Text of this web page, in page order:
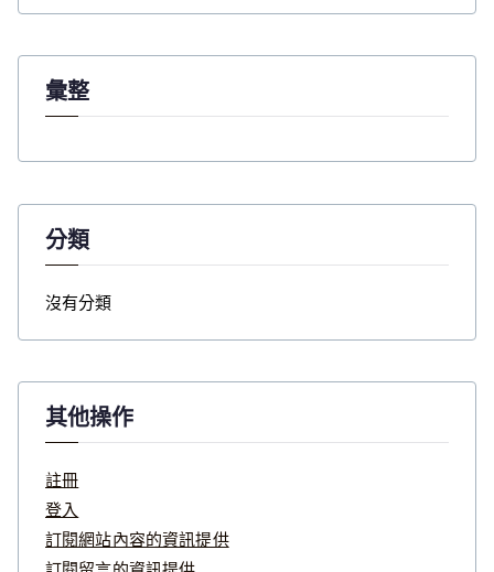
r
彙整
分類
沒有分類
其他操作
註冊
登入
訂閱網站內容的資訊提供